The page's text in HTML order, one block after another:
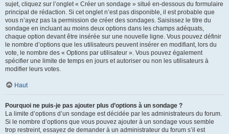
sujet, cliquez sur l’onglet « Créer un sondage » situé en-dessous du formulaire
principal de rédaction. Si cet onglet n’est pas disponible, il est probable que
vous n’ayez pas la permission de créer des sondages. Saisissez le titre du
sondage en incluant au moins deux options dans les champs adéquats,
chaque option devant être insérée sur une nouvelle ligne. Vous pouvez définir
le nombre d’options que les utilisateurs peuvent insérer en modifiant, lors du
vote, le nombre des « Options par utilisateur ». Vous pouvez également
spécifier une limite de temps en jours et autoriser ou non les utilisateurs à
modifier leurs votes.
Haut
Pourquoi ne puis-je pas ajouter plus d’options à un sondage ?
La limite d’options d’un sondage est décidée par les administrateurs du forum.
Si le nombre d’options que vous pouvez ajouter à un sondage vous semble
trop restreint, essayez de demander à un administrateur du forum s’il est